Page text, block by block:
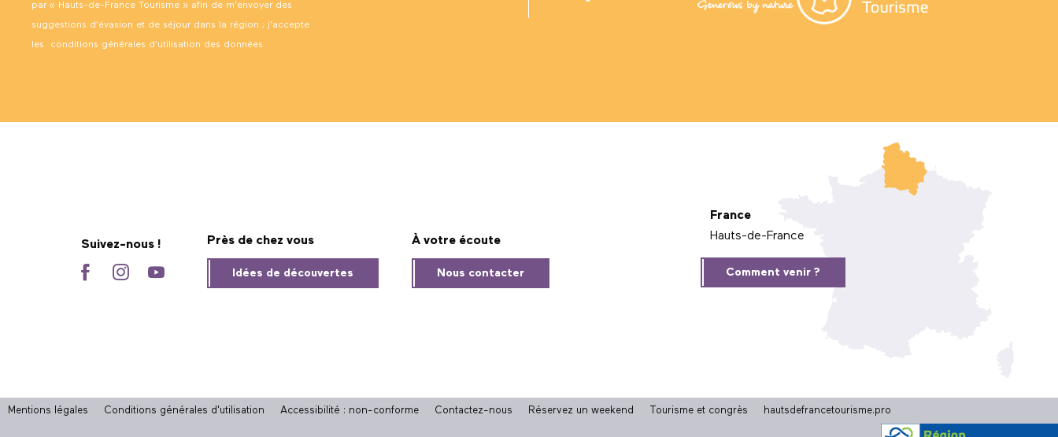
par « Hauts-de-France Tourisme » afin de m’envoyer des
suggestions d’évasion et de séjour dans la région ; j’accepte
les conditions générales d’utilisation des données.
Suivez-nous ! Près de chez vous
Idées de découvertes
À votre écoute
Nous contacter
France
Hauts-de-France
Comment venir ?
Mentions légales Conditions générales d'utilisation Accessibilité : non-conforme Contactez-nous Réservez un weekend Tourisme et congrès hautsdefrancetourisme.pro